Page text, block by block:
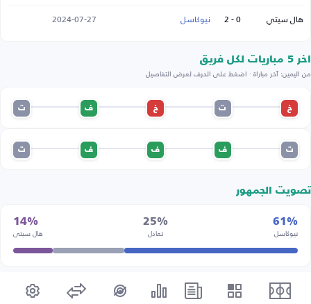
هال سيتي 0 - 2 نيوكاسل 2024-07-27
اخر 5 مباريات لكل فريق
من اليمين: آخر مباراة · اضغط على الحرف لعرض التفاصيل
خ ت خ ف ت
ت ف ف ف ت
تصويت الجمهور
61%
نيوكاسل
25%
تعادل
14%
هال سيتي